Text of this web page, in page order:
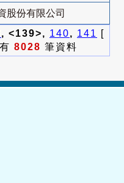
股份有限公司
, <139>, 140, 141
[
8028 筆資料